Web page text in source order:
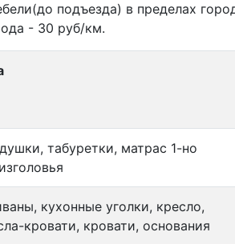
подъезда) в пределах
- 30 руб/км.
табуретки, матрас 1-но
кухонные уголки, кресло,
кровати, кровати, основания